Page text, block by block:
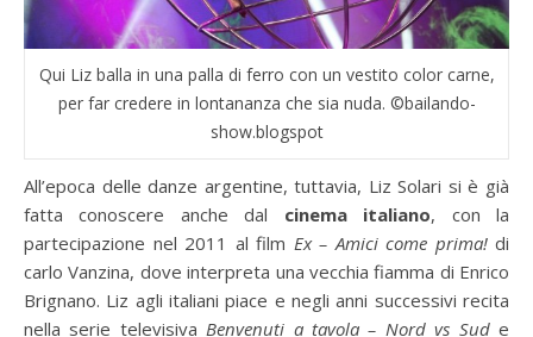
Qui Liz balla in una palla di ferro con un vestito color carne,
per far credere in lontananza che sia nuda. ©bailando-
show.blogspot
All’epoca delle danze argentine, tuttavia, Liz Solari si è già
fatta conoscere anche dal cinema italiano, con la
partecipazione nel 2011 al film Ex – Amici come prima! di
carlo Vanzina, dove interpreta una vecchia fiamma di Enrico
Brignano. Liz agli italiani piace e negli anni successivi recita
nella serie televisivaBenvenuti a tavola – Nord vs Sude